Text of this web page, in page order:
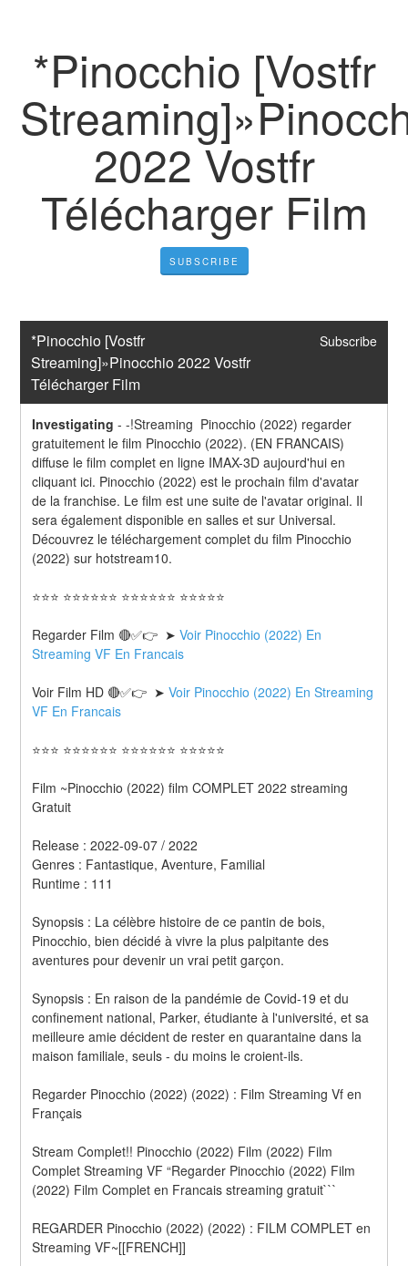
*Pinocchio [Vostfr
2022 Vostfr
Télécharger Film
SUBSCRIBE
*Pinocchio [Vostfr
Streaming]»Pinocchio 2022 Vostfr
Télécharger Film
Subscribe
Investigating --!Streaming  Pinocchio (2022) regarder
gratuitement le film Pinocchio (2022). (EN FRANCAIS)
diffuse le film complet en ligne IMAX-3D aujourd'hui en
cliquant ici. Pinocchio (2022) est le prochain film d'avatar
de la franchise. Le film est une suite de l'avatar original. Il
sera également disponible en salles et sur Universal.
Découvrez le téléchargement complet du film Pinocchio
(2022) sur hotstream10.
⭐⭐⭐ ⭐⭐⭐⭐⭐⭐ ⭐⭐⭐⭐⭐⭐ ⭐⭐⭐⭐⭐
Regarder Film 🔴✅👉  ➤ Voir Pinocchio (2022) En
Streaming VF En Francais
Voir Film HD 🔴✅👉  ➤ Voir Pinocchio (2022) En Streaming
VF En Francais
⭐⭐⭐ ⭐⭐⭐⭐⭐⭐ ⭐⭐⭐⭐⭐⭐ ⭐⭐⭐⭐⭐
Film ~Pinocchio (2022) film COMPLET 2022 streaming
Gratuit
Release : 2022-09-07 / 2022
Genres : Fantastique, Aventure, Familial
Runtime : 111
Synopsis : La célèbre histoire de ce pantin de bois,
Pinocchio, bien décidé à vivre la plus palpitante des
aventures pour devenir un vrai petit garçon.
Synopsis : En raison de la pandémie de Covid-19 et du
confinement national, Parker, étudiante à l'université, et sa
meilleure amie décident de rester en quarantaine dans la
maison familiale, seuls - du moins le croient-ils.
Regarder Pinocchio (2022) (2022) : Film Streaming Vf en
Français
Stream Complet!! Pinocchio (2022) Film (2022) Film
Complet Streaming VF “Regarder Pinocchio (2022) Film
(2022) Film Complet en Francais streaming gratuit```
REGARDER Pinocchio (2022) (2022) : FILM COMPLET en
Streaming VF~[[FRENCH]]